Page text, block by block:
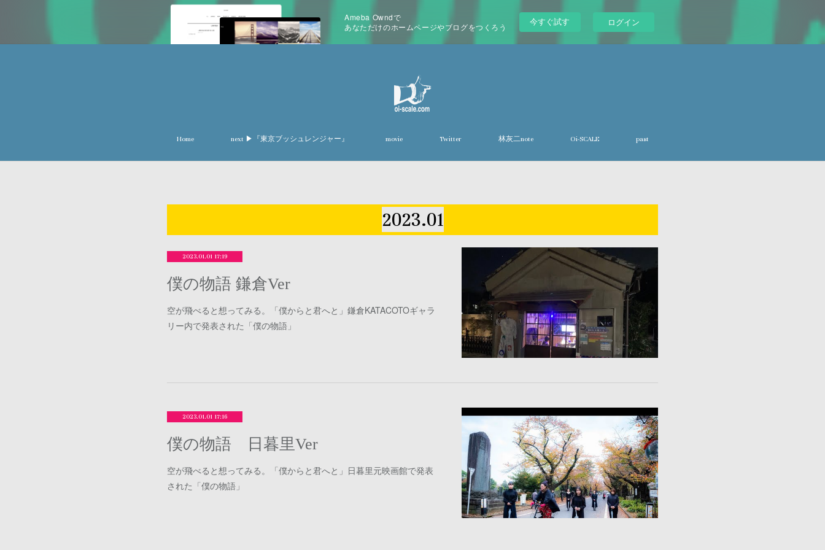
Ameba Owndで
あなただけのホームページやブログをつくろう
今すぐ試す ログイン
Home next ▶︎『東京ブッシュレンジャー』 movie Twitter 林灰二note Oi-SCALE past
2023.01
2023.01.01 17:19
僕の物語 鎌倉Ver
空が飛べると想ってみる。「僕からと君へと」鎌倉KATACOTOギャラ
リー内で発表された「僕の物語」
2023.01.01 17:16
僕の物語 日暮里Ver
空が飛べると想ってみる。「僕からと君へと」日暮里元映画館で発表
された「僕の物語」